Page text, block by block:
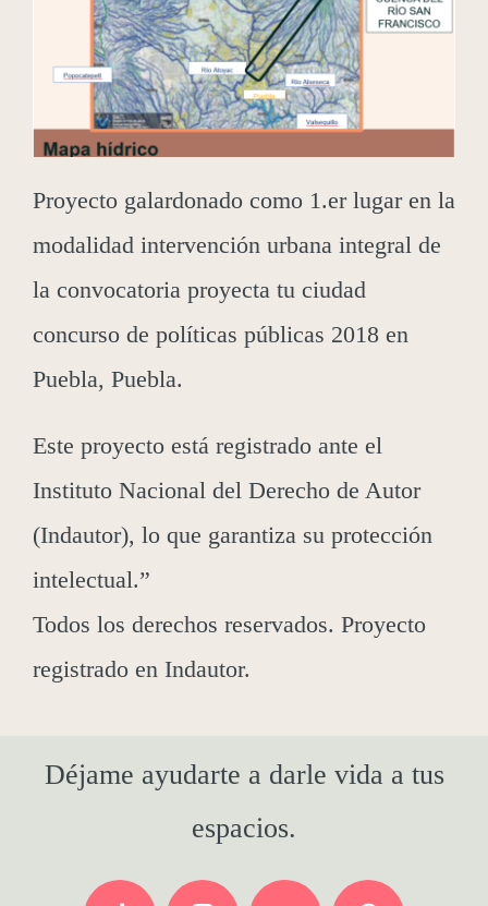
Proyecto galardonado como 1.er lugar en la
modalidad intervención urbana integral de
la convocatoria proyecta tu ciudad
concurso de políticas públicas 2018 en
Puebla, Puebla.
Este proyecto está registrado ante el
Instituto Nacional del Derecho de Autor
(Indautor), lo que garantiza su protección
intelectual.”
Todos los derechos reservados. Proyecto
registrado en Indautor.
Déjame ayudarte a darle vida a tus
espacios.